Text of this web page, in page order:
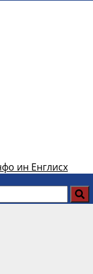
ин Енглисх